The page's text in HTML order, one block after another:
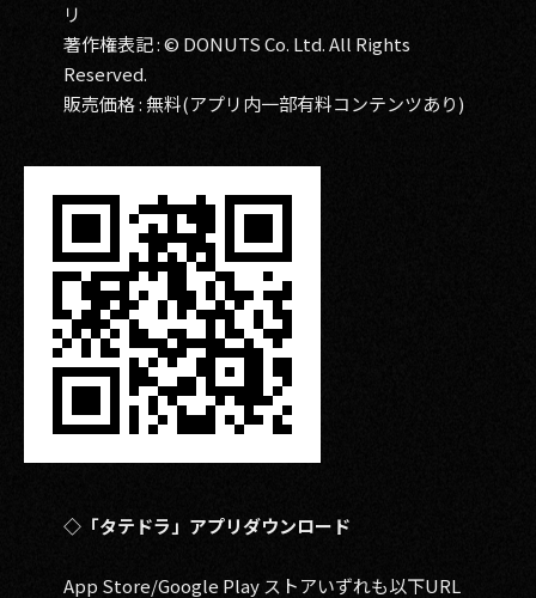
リ
著作権表記 : © DONUTS Co. Ltd. All Rights
Reserved.
販売価格 : 無料(アプリ内一部有料コンテンツあり)
◇「タテドラ」アプリダウンロード
App Store/Google Play ストアいずれも以下URL